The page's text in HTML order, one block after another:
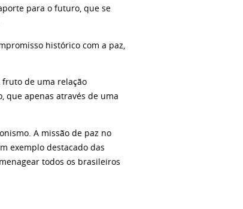
para o futuro, que se
histórico com a paz,
fruto de uma relação
que apenas através de uma
A missão de paz no
exemplo destacado das
todos os brasileiros